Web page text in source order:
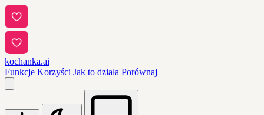
kochanka.ai
Funkcje Korzyści Jak to działa Porównaj